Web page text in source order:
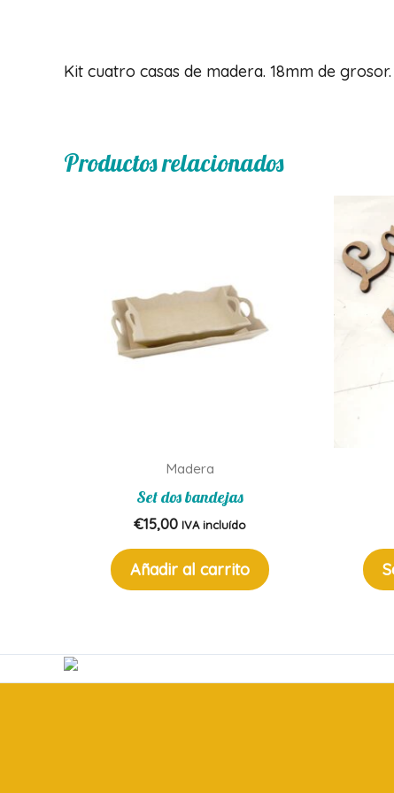
Kit cuatro casas de madera. 18mm de grosor.
Productos relacionados
Madera
Set dos bandejas
€15,00 IVA incluído
Añadir al carrito